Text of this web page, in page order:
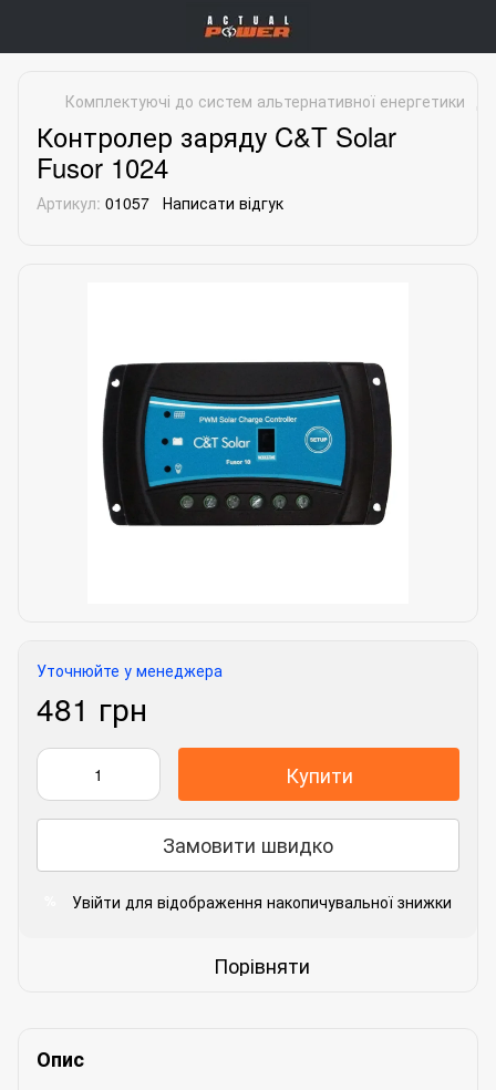
Комплектуючі до систем альтернативної енергетики
Контролер заряду C&T Solar
Fusor 1024
Артикул: 01057 Написати відгук
Уточнюйте у менеджера
481 грн
Купити
Замовити швидко
Увійти для відображення накопичувальної знижки
Порівняти
Опис